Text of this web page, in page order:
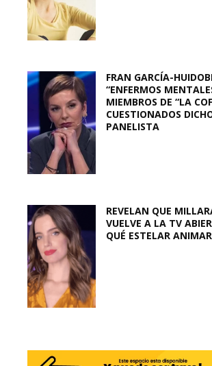
FRAN GARCÍA-
“ENFERMOS
MIEMBROS DE “LA
CUESTIONADOS
PANELISTA
REVELAN QUE
VUELVE A LA TV
QUÉ ESTELAR